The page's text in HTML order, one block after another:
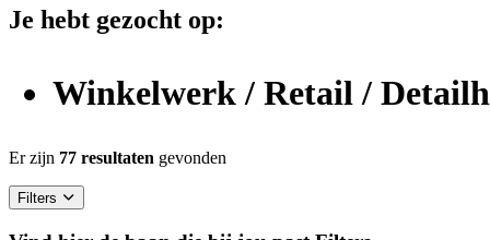
Je hebt gezocht op:
Winkelwerk / Retail /
Er zijn 77 resultaten gevonden
Filters